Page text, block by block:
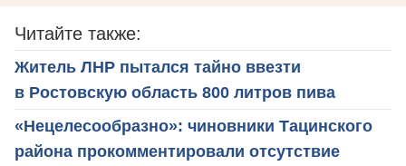
Читайте также:
Житель ЛНР пытался тайно ввезти
в Ростовскую область 800 литров пива
«Нецелесообразно»: чиновники Тацинского
района прокомментировали отсутствие